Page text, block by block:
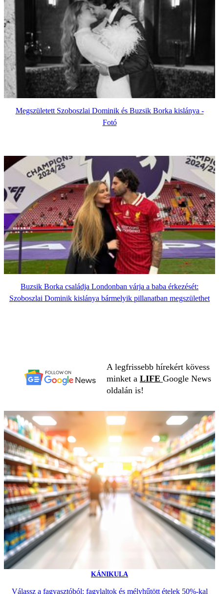
Megszületett Szoboszlai Dominik és Buzsik Borka kislánya -
Fotó
Buzsik Borka családja Londonban várja a baba érkezését:
Szoboszlai Dominik kislánya bármelyik pillanatban megszülethet
A legfrissebb hírekért kövess
minket a LIFE Google News
oldalán is!
KÁNIKULA
Válassz a fagyasztóból: fagylaltok és mélyhűtött ételek 50%-kal